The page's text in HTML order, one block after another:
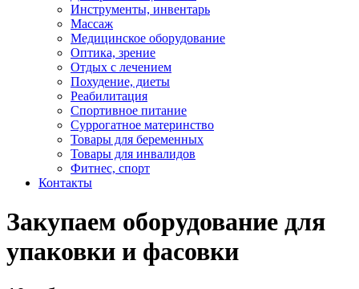
Инструменты, инвентарь
Массаж
Медицинское оборудование
Оптика, зрение
Отдых с лечением
Похудение, диеты
Реабилитация
Спортивное питание
Суррогатное материнство
Товары для беременных
Товары для инвалидов
Фитнес, спорт
Контакты
Закупаем оборудование для
упаковки и фасовки